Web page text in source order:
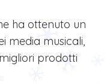
ha ottenuto un
media musicali,
prodotti